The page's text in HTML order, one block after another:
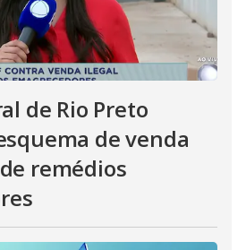
de Rio Preto
de venda
remédios